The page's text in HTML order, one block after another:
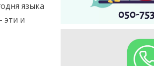
языка
эти и